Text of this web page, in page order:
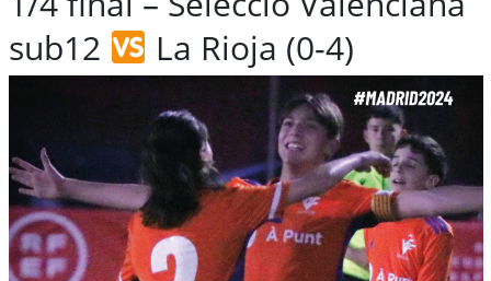
sub12
La Rioja (0-4)